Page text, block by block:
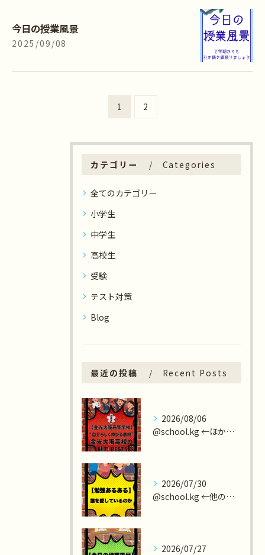
今日の授業風景
2025/09/08
1 2
カテゴリー Categories
全てのカテゴリー
小学生
中学生
高校生
受験
テスト対策
Blog
最近の投稿 Recent Posts
2026/08/06
@school.kg ←ほかの学校紹介もチェック😄
2026/07/30
@school.kg ←他の投稿も見てみる😄
2026/07/27